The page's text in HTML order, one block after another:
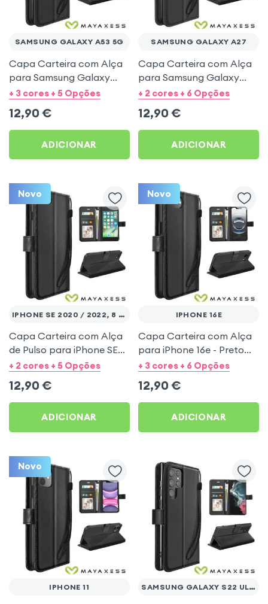
SAMSUNG GALAXY A53 5G
Capa Carteira com Alça
para Samsung Galaxy
A53 5G - Preto Mayaxess
+ 3 cores + 5 Opções
12,90 €
ADICIONAR
SAMSUNG GALAXY A27
Capa Carteira com Alça
para Samsung Galaxy
A27 - Preto Mayaxess
+ 2 cores + 6 Opções
12,90 €
ADICIONAR
Novo
IPHONE SE 2020 / 2022, 8 E 7
Capa Carteira com Alça
de Pulso para iPhone SE
2020 / 2022, 8 e 7 - Preto
+ 2 cores + 5 Opções
12,90 €
ADICIONAR
Novo
IPHONE 16E
Capa Carteira com Alça
para iPhone 16e - Preto
Mayaxess
+ 3 cores + 6 Opções
12,90 €
ADICIONAR
Novo
IPHONE 11 SAMSUNG GALAXY S22 ULTRA